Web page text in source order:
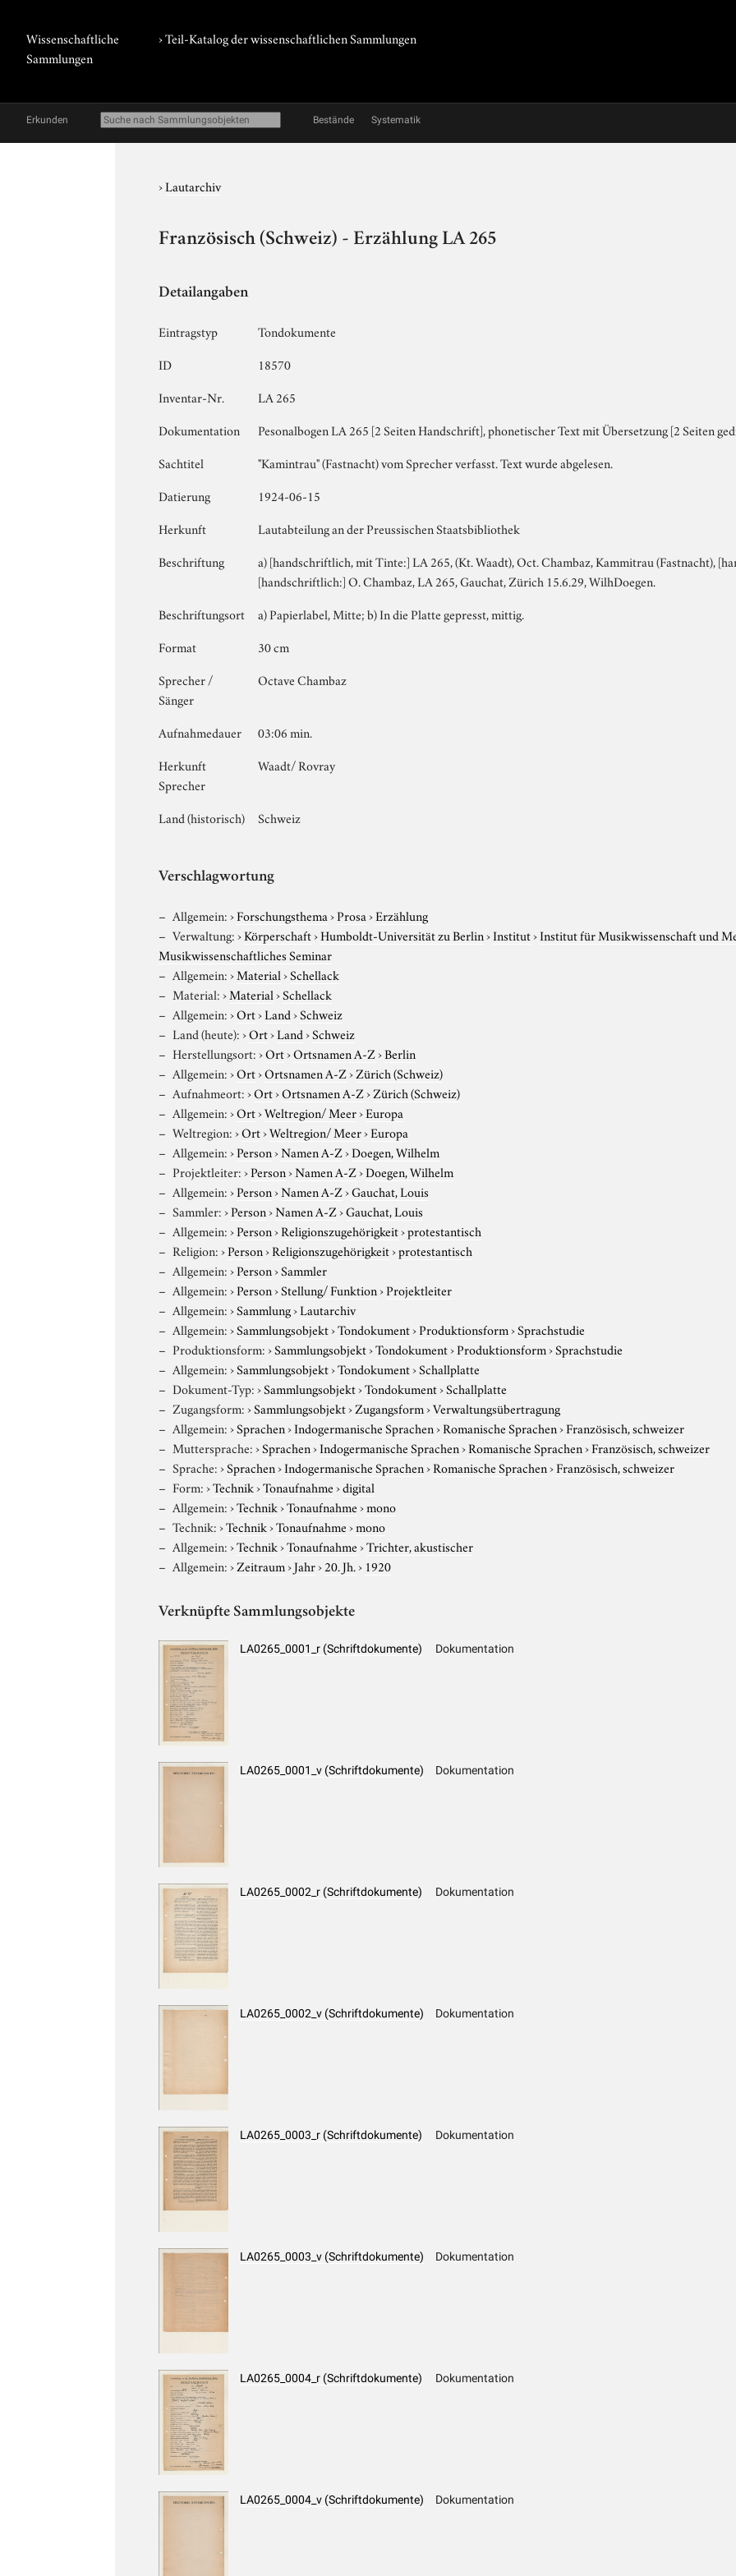
Wissenschaftliche
Sammlungen
› Teil-Katalog der wissenschaftlichen Sammlungen
Erkunden Bestände Systematik
›Lautarchiv
Französisch (Schweiz) - Erzählung LA 265
Detailangaben
Eintragstyp
Tondokumente
ID
18570
Inventar-Nr.
LA 265
Dokumentation
Pesonalbogen LA 265 [2 Seiten Handschrift], phonetischer Text mit Übersetzung [2 Seiten
Sachtitel
"Kamintrau" (Fastnacht) vom Sprecher verfasst. Text wurde abgelesen.
Datierung
1924-06-15
Herkunft
Lautabteilung an der Preussischen Staatsbibliothek
Beschriftung
a) [handschriftlich, mit Tinte:] LA 265, (Kt. Waadt), Oct. Chambaz, Kammitrau (Fastnacht),
[handschriftlich:] O. Chambaz, LA 265, Gauchat, Zürich 15.6.29, WilhDoegen.
Beschriftungsort
a) Papierlabel, Mitte; b) In die Platte gepresst, mittig.
Format
30 cm
Sprecher /
Sänger
Octave Chambaz
Aufnahmedauer
03:06 min.
Herkunft
Sprecher
Waadt/ Rovray
Land (historisch) Schweiz
Verschlagwortung
Allgemein:›Forschungsthema›Prosa›Erzählung
Verwaltung:›Körperschaft›Humboldt-Universität zu Berlin›Institut›Institut für Musikwissenschaft und
Musikwissenschaftliches Seminar
Allgemein:›Material›Schellack
Material:›Material›Schellack
Allgemein:›Ort›Land›Schweiz
Land (heute):›Ort›Land›Schweiz
Herstellungsort:›Ort›Ortsnamen A-Z›Berlin
Allgemein:›Ort›Ortsnamen A-Z›Zürich (Schweiz)
Aufnahmeort:›Ort›Ortsnamen A-Z›Zürich (Schweiz)
Allgemein:›Ort›Weltregion/ Meer›Europa
Weltregion:›Ort›Weltregion/ Meer›Europa
Allgemein:›Person›Namen A-Z›Doegen, Wilhelm
Projektleiter:›Person›Namen A-Z›Doegen, Wilhelm
Allgemein:›Person›Namen A-Z›Gauchat, Louis
Sammler:›Person›Namen A-Z›Gauchat, Louis
Allgemein:›Person›Religionszugehörigkeit›protestantisch
Religion:›Person›Religionszugehörigkeit›protestantisch
Allgemein:›Person›Sammler
Allgemein:›Person›Stellung/ Funktion›Projektleiter
Allgemein:›Sammlung›Lautarchiv
Allgemein:›Sammlungsobjekt›Tondokument›Produktionsform›Sprachstudie
Produktionsform:›Sammlungsobjekt›Tondokument›Produktionsform›Sprachstudie
Allgemein:›Sammlungsobjekt›Tondokument›Schallplatte
Dokument-Typ:›Sammlungsobjekt›Tondokument›Schallplatte
Zugangsform:›Sammlungsobjekt›Zugangsform›Verwaltungsübertragung
Allgemein:›Sprachen›Indogermanische Sprachen›Romanische Sprachen›Französisch, schweizer
Muttersprache:›Sprachen›Indogermanische Sprachen›Romanische Sprachen›Französisch, schweizer
Sprache:›Sprachen›Indogermanische Sprachen›Romanische Sprachen›Französisch, schweizer
Form:›Technik›Tonaufnahme›digital
Allgemein:›Technik›Tonaufnahme›mono
Technik:›Technik›Tonaufnahme›mono
Allgemein:›Technik›Tonaufnahme›Trichter, akustischer
Allgemein:›Zeitraum›Jahr›20. Jh.› 1920
Verknüpfte Sammlungsobjekte
LA0265_0001_r (Schriftdokumente) Dokumentation
LA0265_0001_v (Schriftdokumente) Dokumentation
LA0265_0002_r (Schriftdokumente) Dokumentation
LA0265_0002_v (Schriftdokumente) Dokumentation
LA0265_0003_r (Schriftdokumente) Dokumentation
LA0265_0003_v (Schriftdokumente) Dokumentation
LA0265_0004_r (Schriftdokumente) Dokumentation
LA0265_0004_v (Schriftdokumente) Dokumentation